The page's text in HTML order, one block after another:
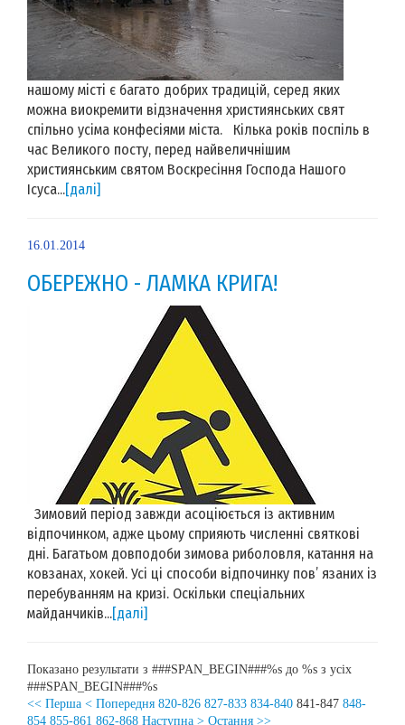
нашому місті є багато добрих традицій, серед яких
можна виокремити відзначення християнських свят
спільно усіма конфесіями міста. Кілька років поспіль в
час Великого посту, перед найвеличнішим
християнським святом Воскресіння Господа Нашого
Ісуса...[далі]
16.01.2014
ОБЕРЕЖНО - ЛАМКА КРИГА!
Зимовий період завжди асоціюється із активним
відпочинком, адже цьому сприяють численні святкові
дні. Багатьом довподоби зимова риболовля, катання на
ковзанах, хокей. Усі ці способи відпочинку пов’ язаних із
перебуванням на кризі. Оскільки спеціальних
майданчиків...[далі]
Показано результати з ###SPAN_BEGIN###%s до %s з усіх
###SPAN_BEGIN###%s
<< Перша < Попередня 820-826 827-833 834-840 841-847 848-
854 855-861 862-868 Наступна > Остання >>